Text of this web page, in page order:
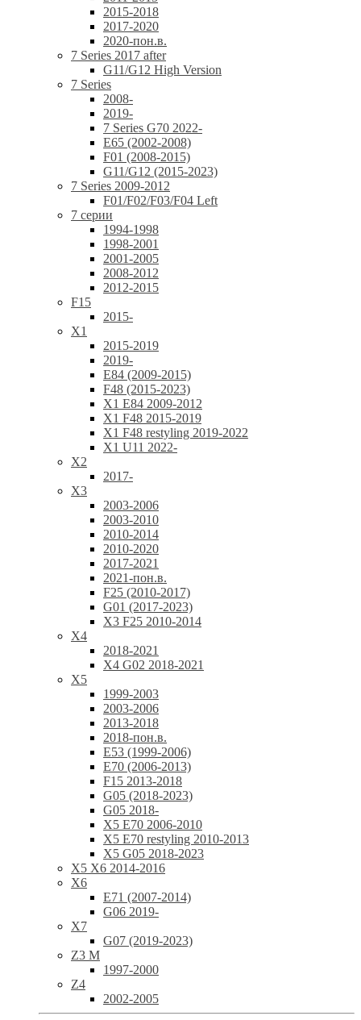
2015-2018
2017-2020
2020-пон.в.
7 Series 2017 after
G11/G12 High Version
7 Series
2008-
2019-
7 Series G70 2022-
E65 (2002-2008)
F01 (2008-2015)
G11/G12 (2015-2023)
7 Series 2009-2012
F01/F02/F03/F04 Left
7 серии
1994-1998
1998-2001
2001-2005
2008-2012
2012-2015
F15
2015-
X1
2015-2019
2019-
E84 (2009-2015)
F48 (2015-2023)
X1 E84 2009-2012
X1 F48 2015-2019
X1 F48 restyling 2019-2022
X1 U11 2022-
X2
2017-
X3
2003-2006
2003-2010
2010-2014
2010-2020
2017-2021
2021-пон.в.
F25 (2010-2017)
G01 (2017-2023)
X3 F25 2010-2014
X4
2018-2021
X4 G02 2018-2021
X5
1999-2003
2003-2006
2013-2018
2018-пон.в.
E53 (1999-2006)
E70 (2006-2013)
F15 2013-2018
G05 (2018-2023)
G05 2018-
X5 E70 2006-2010
X5 E70 restyling 2010-2013
X5 G05 2018-2023
X5 X6 2014-2016
X6
E71 (2007-2014)
G06 2019-
X7
G07 (2019-2023)
Z3 M
1997-2000
Z4
2002-2005